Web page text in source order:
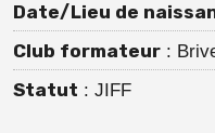
Date/Lieu de
Club formateur :
Statut : JIFF